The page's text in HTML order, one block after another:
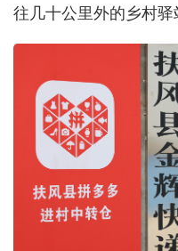
往几十公里外的乡村驿